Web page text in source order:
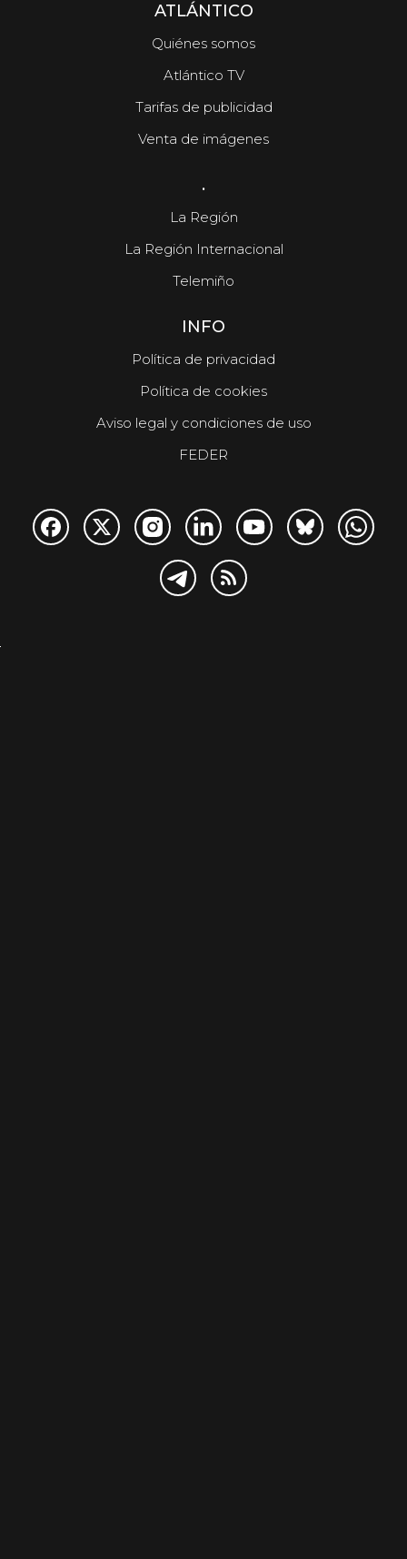
ATLÁNTICO
Quiénes somos
Atlántico TV
Tarifas de publicidad
Venta de imágenes
.
La Región
La Región Internacional
Telemiño
INFO
Política de privacidad
Política de cookies
Aviso legal y condiciones de uso
FEDER